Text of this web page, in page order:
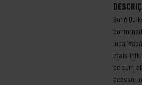
Boné
mais
de surf,